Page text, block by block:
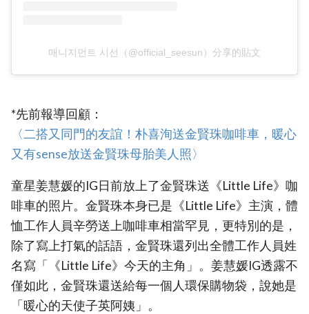
매니지먼트 시선（@official_seesun）分享的貼文
*先前報導回顧：
〈二搭又同門的友誼！朴喜洵送金賢珠咖啡車，暖心
又有sense放送金賢珠母胎美人照〉‎
童星姜慧媛的IG日前放上了金賢珠送《Little Life》咖
啡車的照片。金賢珠本身已是《Little Life》主演，體
恤工作人員辛勞送上咖啡車相當罕見，更特別的是，
除了寫上打氣的話語，金賢珠還列出全體工作人員姓
名寫「《Little Life》今天的主角」。姜慧媛IG透露不
僅如此，金賢珠還送給每一個人環保購物袋，說她是
「暖心的天使子英阿姨」。